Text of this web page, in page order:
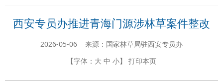
西安专员办推进青海门源涉林草案件整改
2026-05-06 来源：国家林草局驻西安专员办
【字体： 大 中 小】 打印本页